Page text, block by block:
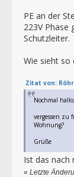
PE an der
223V Phase
Schutzleiter.
Wie sieht so
Zitat von:
Nochmal hallo,
vergessen zu
Wohnung?
Grüße
Ist das nach
« Letzte